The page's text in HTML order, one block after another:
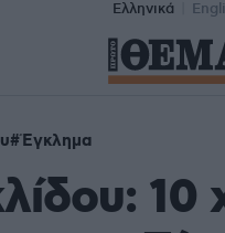
Ελληνικά
Έγκλημα
10